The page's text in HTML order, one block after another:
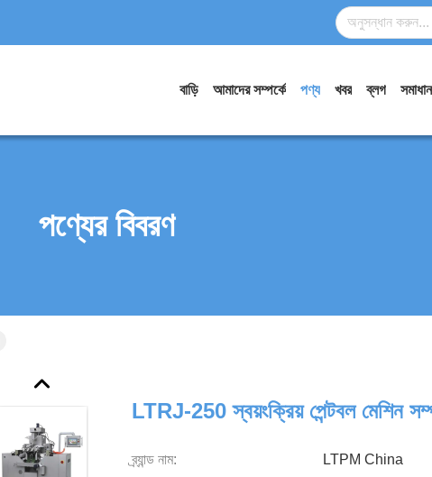
বাড়ি আমাদের সম্পর্কে পণ্য খবর ব্লগ সমাধান
পণ্যের বিবরণ
LTRJ-250 স্বয়ংক্রিয় পেন্টবল মেশিন
ব্র্যান্ড নাম: LTPM China